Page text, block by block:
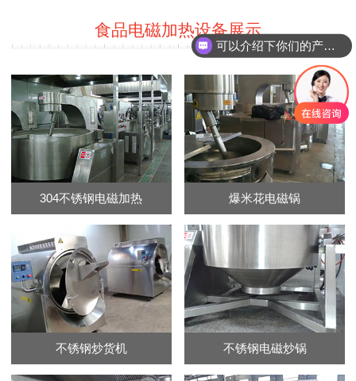
食品电磁加热设备展示
304不锈钢电磁加热 爆米花电磁锅
不锈钢炒货机 不锈钢电磁炒锅
可以介绍下你们的产品么？